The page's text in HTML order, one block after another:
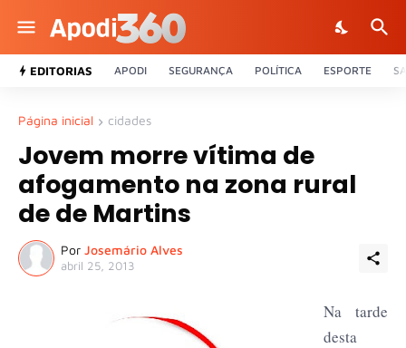
EDITORIAS APODI SEGURANÇA POLÍTICA ESPORTE
Página inicial cidades
Jovem morre vítima de
afogamento na zona rural
de de Martins
Por Josemário Alves
abril 25, 2013
Na tarde
desta